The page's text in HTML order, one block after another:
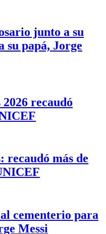
junto a su
su papá, Jorge
recaudó
recaudó más de
cementerio para
Messi